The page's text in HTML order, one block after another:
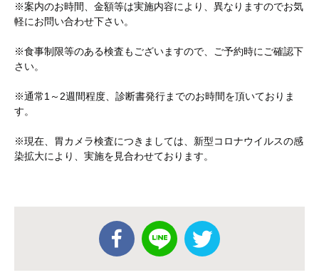
※案内のお時間、金額等は実施内容により、異なりますのでお気
軽にお問い合わせ下さい。
※食事制限等のある検査もございますので、ご予約時にご確認下
さい。
※通常1～2週間程度、診断書発行までのお時間を頂いておりま
す。
※現在、胃カメラ検査につきましては、新型コロナウイルスの感
染拡大により、実施を見合わせております。